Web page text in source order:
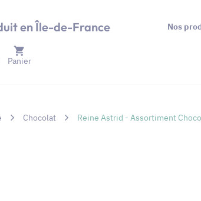
en Île-de-France Nos
Panier
Chocolat Reine Astrid - Assortiment